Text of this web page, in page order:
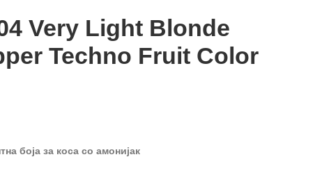
Very Light Blonde
Techno Fruit Color
боја за коса со амонијак